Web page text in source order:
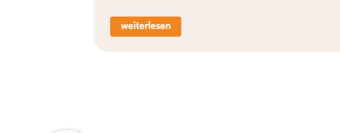
weiterlesen